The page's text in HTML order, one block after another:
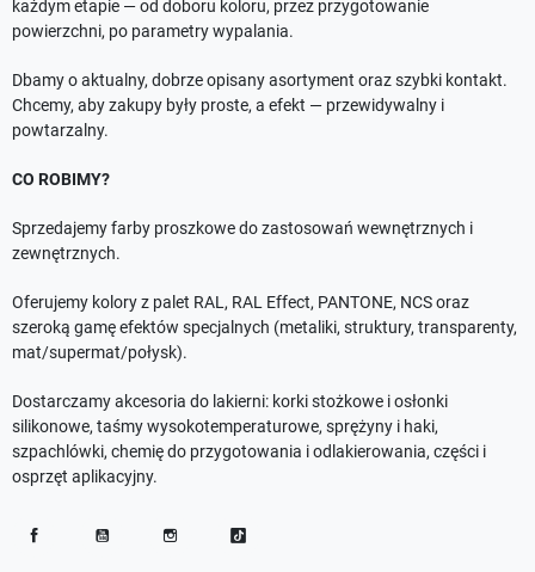
każdym etapie — od doboru koloru, przez przygotowanie
powierzchni, po parametry wypalania.
Dbamy o aktualny, dobrze opisany asortyment oraz szybki kontakt.
Chcemy, aby zakupy były proste, a efekt — przewidywalny i
powtarzalny.
CO ROBIMY?
Sprzedajemy farby proszkowe do zastosowań wewnętrznych i
zewnętrznych.
Oferujemy kolory z palet RAL, RAL Effect, PANTONE, NCS oraz
szeroką gamę efektów specjalnych (metaliki, struktury, transparenty,
mat/supermat/połysk).
Dostarczamy akcesoria do lakierni: korki stożkowe i osłonki
silikonowe, taśmy wysokotemperaturowe, sprężyny i haki,
szpachlówki, chemię do przygotowania i odlakierowania, części i
osprzęt aplikacyjny.